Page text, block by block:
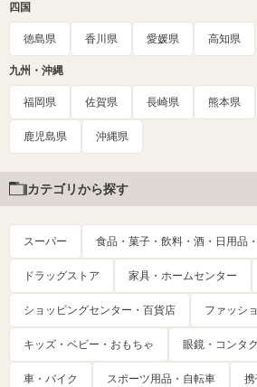
四国
徳島県 香川県 愛媛県 高知県
九州・沖縄
福岡県 佐賀県 長崎県 熊本県
鹿児島県 沖縄県
カテゴリから探す
スーパー 食品・菓子・飲料・酒・日用品
ドラッグストア 家具・ホームセンター
ショッピングセンター・百貨店 ファッシ
キッズ・ベビー・おもちゃ 眼鏡・コンタ
車・バイク スポーツ用品・自転車